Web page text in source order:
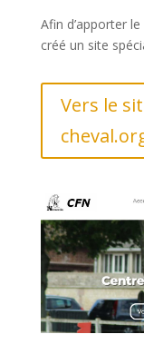
Afin d’apporter
créé un site
Vers le